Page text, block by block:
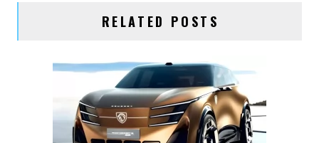
RELATED POSTS